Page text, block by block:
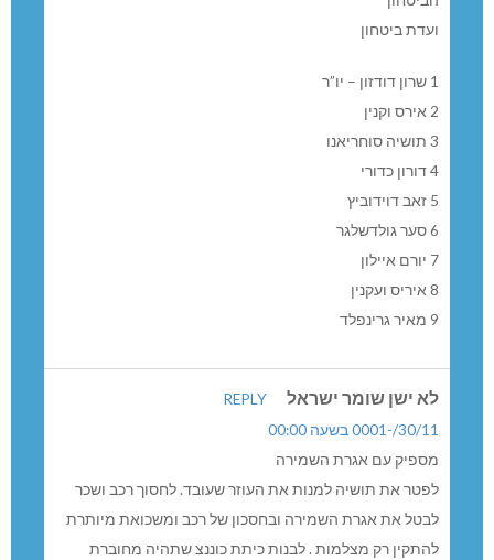
ועדת ביטחון
1 שרון דודזון – יו”ר
2 אירס וקנין
3 תושיה סוחריאנו
4 דורון כדורי
5 זאב דוידוביץ
6 סער גולדשלגר
7 יורם איילון
​8 איריס ועקנין
9 מאיר גרינפלד
לא ישן שומר ישראל
REPLY
30/11/-0001 בשעה 00:00
מספיק עם אגרת השמירה
לפטר את תושיה למנות את העוזר שעובד. לחסוך רכב ושכר
לבטל את אגרת השמירה ובחסכון של רכב ומשכואת מיותרת
להתקין רק מצלמות . לבנות כיתת כוננצ שתהיה מחוברת